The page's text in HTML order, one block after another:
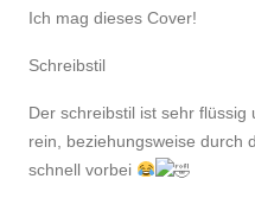
Ich mag dieses Cover!
Schreibstil
Der schreibstil ist sehr
rein, beziehungsweise durch
schnell vorbei